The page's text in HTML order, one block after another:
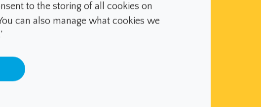
with their privacy
to the storing of all cookies on
can also manage what cookies we